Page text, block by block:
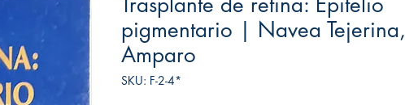
pigmentario | Navea Tejerina,
Amparo
SKU: F-2-4*